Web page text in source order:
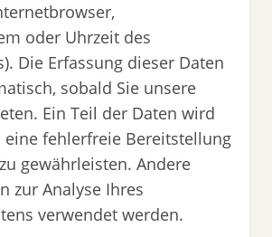
oder Uhrzeit des
Die Erfassung dieser Daten
sobald Sie unsere
Ein Teil der Daten wird
eine fehlerfreie Bereitstellung
gewährleisten. Andere
zur Analyse Ihres
verwendet werden.